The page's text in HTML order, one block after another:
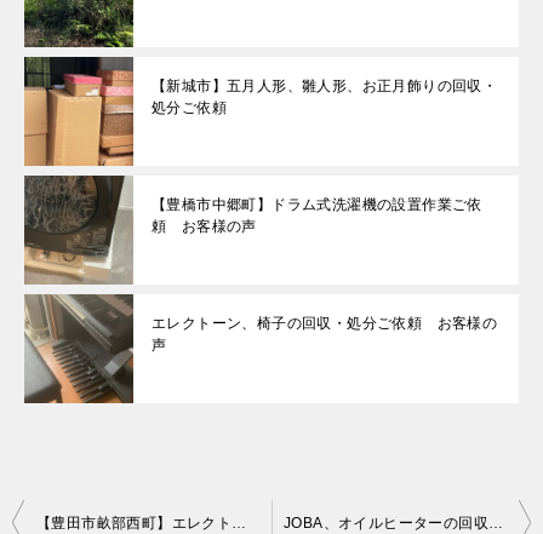
【新城市】五月人形、雛人形、お正月飾りの回収・
処分ご依頼
【豊橋市中郷町】ドラム式洗濯機の設置作業ご依
頼 お客様の声
エレクトーン、椅子の回収・処分ご依頼 お客様の
声
投
【豊田市畝部西町】エレクトーンの回収・処分ご依頼 お客様の声 JOBA、オイルヒーターの回収・処分ご依頼 お客様の声